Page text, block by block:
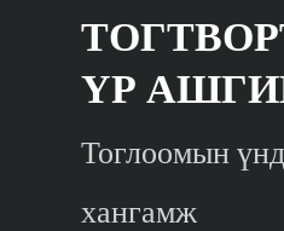
ҮР
Тоглоомын
хангамж